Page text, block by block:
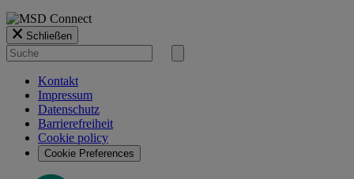
Schließen
Suche
nach
Suche
Kontakt
Impressum
Datenschutz
Barrierefreiheit
Cookie policy
Cookie Preferences